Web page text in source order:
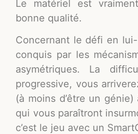
Le matériel est
bonne qualité.
Concernant le défi en lui-
conquis par les
asymétriques. La
progressive, vous
(à moins d’être un
qui vous paraîtront
c’est le jeu avec un